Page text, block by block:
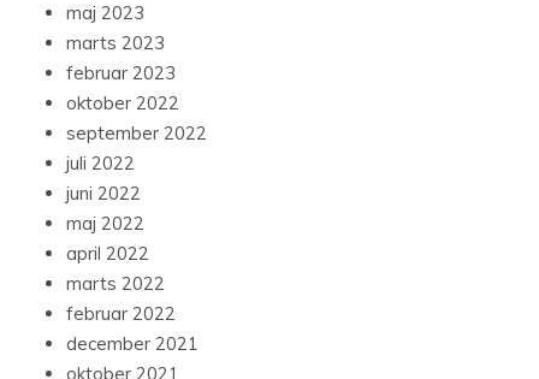
maj 2023
marts 2023
februar 2023
oktober 2022
september 2022
juli 2022
juni 2022
maj 2022
april 2022
marts 2022
februar 2022
december 2021
oktober 2021